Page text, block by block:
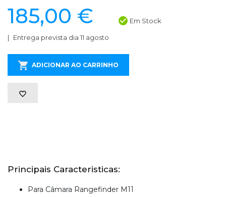
185,00 € Em Stock
Entrega prevista dia 11 agosto
ADICIONAR AO CARRINHO
Principais Caracteristicas:
Para Câmara Rangefinder M11